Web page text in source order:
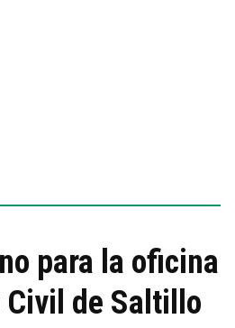
para la oficina
Civil de Saltillo